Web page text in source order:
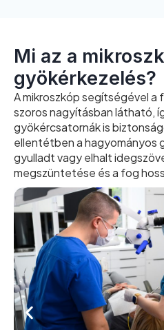
Mi az a
gyökérkezelés?
A mikroszkóp segítségével a
szoros nagyításban látható,
gyökércsatornák is
ellentétben a hagyományos
gyulladt vagy elhalt
megszüntetése és a fog